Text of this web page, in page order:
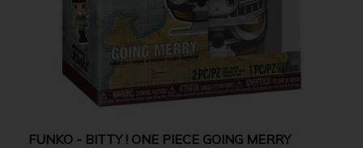
FUNKO - BITTY ! ONE PIECE GOING MERRY